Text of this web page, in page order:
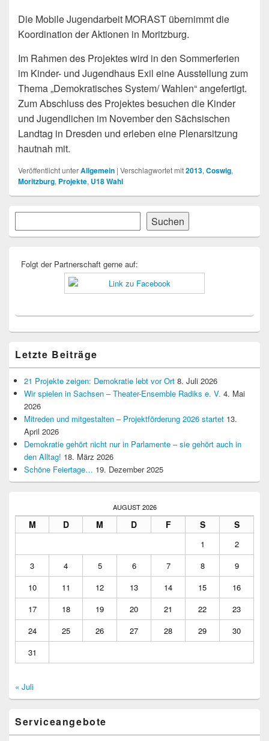
Die Mobile Jugendarbeit MORAST übernimmt die
Koordination der Aktionen in Moritzburg.
Im Rahmen des Projektes wird in den Sommerferien
im Kinder- und Jugendhaus Exil eine Ausstellung zum
Thema „Demokratisches System/ Wahlen“ angefertigt.
Zum Abschluss des Projektes besuchen die Kinder
und Jugendlichen im November den Sächsischen
Landtag in Dresden und erleben eine Plenarsitzung
hautnah mit.
Veröffentlicht unterAllgemein | Verschlagwortet mit2013, Coswig,
Moritzburg, Projekte, U18 Wahl
Primärer
Widgetbereich
Suchen
Folgt der Partnerschaft gerne auf:
Letzte Beiträge
21 Projekte zeigen: Demokratie lebt vor Ort 8. Juli 2026
Wir spielen in Sachsen – Theater-Ensemble Radiks e. V. 4. Mai
2026
Mitreden und mitgestalten – Projektförderung 2026 startet 13.
April 2026
Demokratie gehört nicht nur in Parlamente – sie gehört auch in
den Alltag! 18. März 2026
Schöne Feiertage… 19. Dezember 2025
AUGUST 2026
M D M D F S S
1
2
3
4 5 6 7 8
9
10
11 12 13 14 15
16
17
18 19 20 21 22
23
24
25 26 27 28 29
30
31
« Juli
Serviceangebote